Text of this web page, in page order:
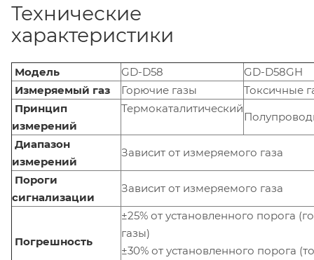
Технические
характеристики
Модель GD-D58
GD-D58GH
Измеряемый газ
Горючие газы
Токсичные
Принцип
измерений
Термокаталитический
Диапазон
измерений
Зависит от измеряемого газа
Пороги
сигнализации
Зависит от измеряемого газа
Погрешность
±25% от установленного порога
газы)
±30% от установленного порога